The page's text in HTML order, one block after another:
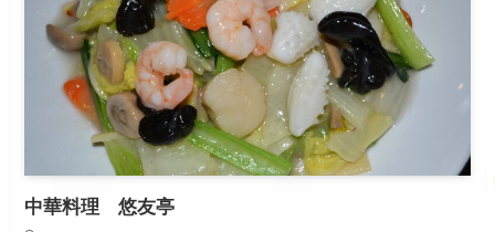
中華料理 悠友亭